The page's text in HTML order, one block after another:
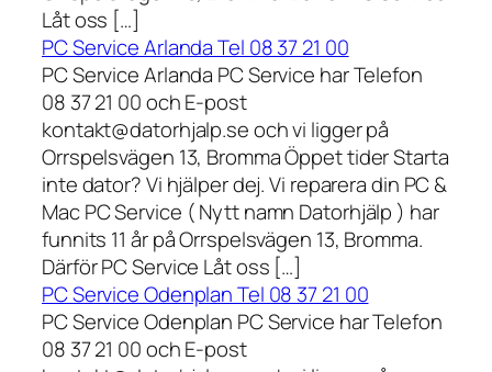
Låt oss […]
PC Service Arlanda Tel 08 37 21 00
PC Service Arlanda PC Service har Telefon
08 37 21 00 och E-post
kontakt@datorhjalp.se och vi ligger på
Orrspelsvägen 13, Bromma Öppet tider Starta
inte dator? Vi hjälper dej. Vi reparera din PC &
Mac PC Service ( Nytt namn Datorhjälp ) har
funnits 11 år på Orrspelsvägen 13, Bromma.
Därför PC Service Låt oss […]
PC Service Odenplan Tel 08 37 21 00
PC Service Odenplan PC Service har Telefon
08 37 21 00 och E-post